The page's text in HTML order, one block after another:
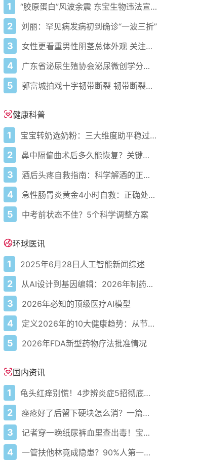
1 “胶原蛋白”风波余震 东宝生物违法宣传被查
2 刘丽：罕见病发病初到确诊“一波三折”
3 女性更看重男性阴茎总体外观 关注男性生殖器健康
4 广东省泌尿生殖协会泌尿微创学分会正式成立
5 郭富城拍戏十字韧带断裂 韧带断裂需实施重建术
健康科普
1 宝宝转奶选奶粉：三大维度助平稳过渡
2 鼻中隔偏曲术后多久能恢复？关键看这几点
3 酒后头疼自救指南：科学解酒的正确打开方式
4 急性肠胃炎黄金4小时自救：正确处置与误区避坑关键
5 中考前状态不佳？5个科学调整方案
环球医讯
1 2025年6月28日人工智能新闻综述
2 从AI设计到基因编辑：2026年制药领域重大突破
3 2026年必知的顶级医疗AI模型
4 定义2026年的10大健康趋势：从节律健康到冷热交替疗法
5 2026年FDA新型药物疗法批准情况
国内资讯
1 龟头红痒别慌！4步辨炎症5招彻底防复发
2 痤疮好了后留下硬块怎么消？一篇给你讲明白！
3 记者穿一晚纸尿裤血里查出毒！宝宝血液浓度竟是成人的5倍？
4 一管扶他林竟成隐患？90%人第一步就错了！